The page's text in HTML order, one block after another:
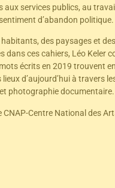
aux services publics, au
d’abandon politique.
des paysages et des
dans ces cahiers, Léo Keler
écrits en 2019 trouvent
d’aujourd’hui à travers
photographie documentaire.
CNAP-Centre National des